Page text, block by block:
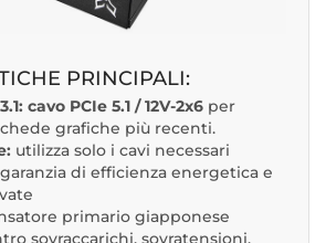
PRINCIPALI:
cavo PCIe 5.1 / 12V-2x6 per
grafiche più recenti.
utilizza solo i cavi necessari
garanzia di efficienza energetica e
primario giapponese
sovraccarichi, sovratensioni,